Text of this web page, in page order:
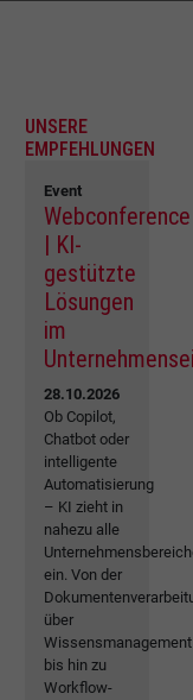
UNSERE
EMPFEHLUNGEN
Event
Webconference
| KI-
gestützte
Lösungen
im
28.10.2026
Ob Copilot,
Chatbot oder
intelligente
Automatisierung
– KI zieht in
nahezu alle
ein. Von der
über
Wissensmanagement
bis hin zu
Workflow-